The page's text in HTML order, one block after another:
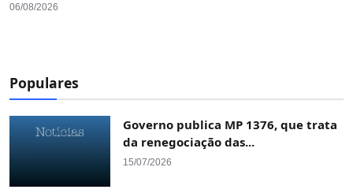
06/08/2026
Populares
Governo publica MP 1376, que trata
da renegociação das...
15/07/2026